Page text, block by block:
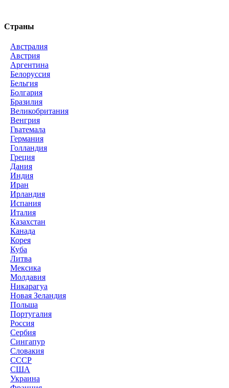
Страны
Австралия
Австрия
Аргентина
Белоруссия
Бельгия
Болгария
Бразилия
Великобритания
Венгрия
Гватемала
Германия
Голландия
Греция
Дания
Индия
Иран
Ирландия
Испания
Италия
Казахстан
Канада
Корея
Куба
Литва
Мексика
Молдавия
Никарагуа
Новая Зеландия
Польша
Португалия
Россия
Сербия
Сингапур
Словакия
СССР
США
Украина